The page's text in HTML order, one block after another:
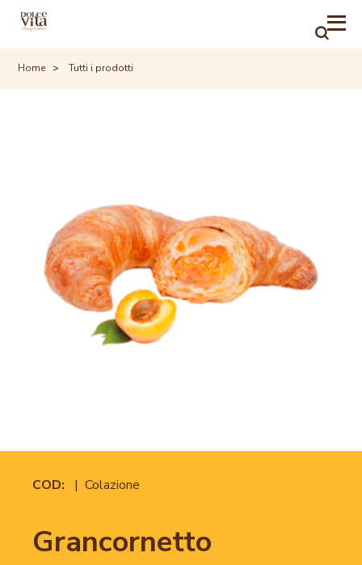
Home Tutti i prodotti
COD: | Colazione
Grancornetto